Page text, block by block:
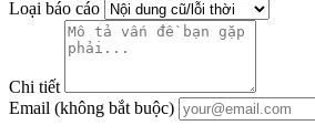
Loại báo cáo
Chi tiết
Email (không bắt buộc)